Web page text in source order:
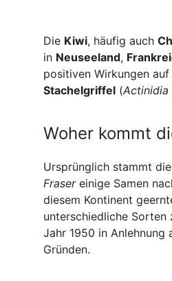
Die Kiwi, häufig auch
in Neuseeland,
positiven Wirkungen
Stachelgriffel (Actinidia
Woher kommt
Ursprünglich stammt
Frasereinige Samen
diesem Kontinent
unterschiedliche Sorten
Jahr 1950 in Anlehnung
Gründen.